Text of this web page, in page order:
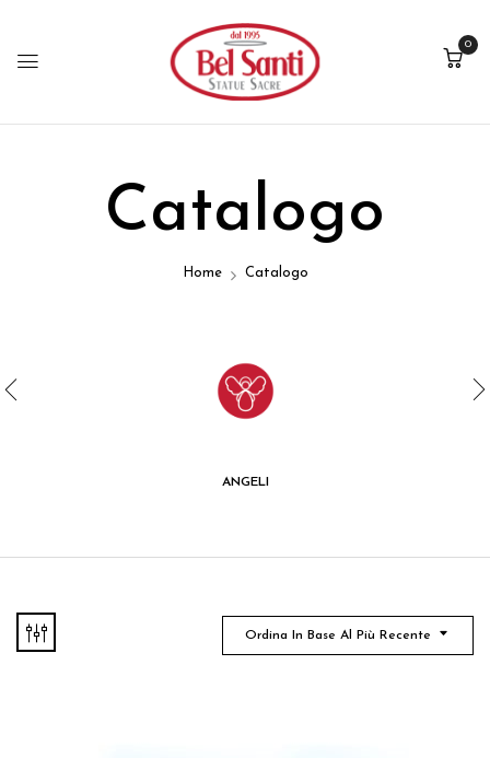
0
Catalogo
Home Catalogo
ANGELI
Ordina In Base Al Più Recente